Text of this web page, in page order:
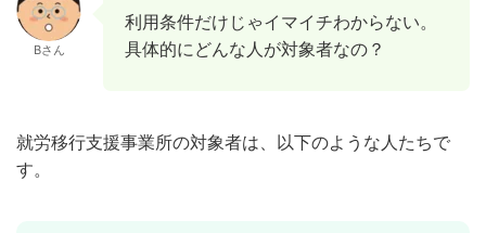
Bさん
利用条件だけじゃイマイチわからない。
具体的にどんな人が対象者なの？
就労移行支援事業所の対象者は、以下のような人たちで
す。